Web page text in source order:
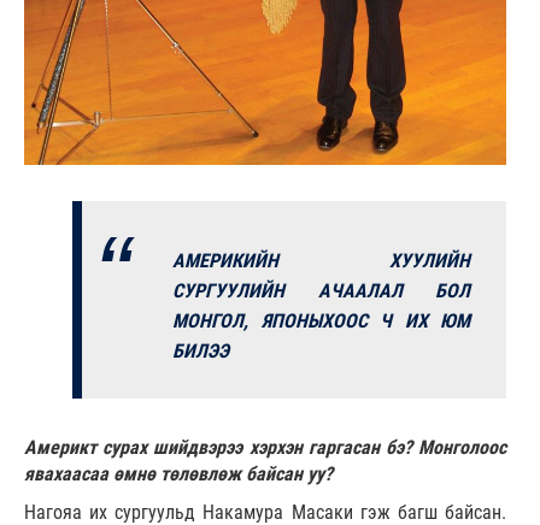
АМЕРИКИЙН ХУУЛИЙН
СУРГУУЛИЙН АЧААЛАЛ БОЛ
МОНГОЛ, ЯПОНЫХООС Ч ИХ ЮМ
БИЛЭЭ
Америкт сурах шийдвэрээ хэрхэн гаргасан бэ? Монголоос
явахаасаа өмнө төлөвлөж байсан уу?
Нагояа их сургуульд Накамура Масаки гэж багш байсан.